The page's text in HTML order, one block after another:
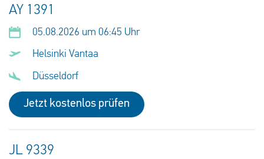
AY 1391
05.08.2026 um 06:45 Uhr
Helsinki Vantaa
Düsseldorf
Jetzt kostenlos prüfen
JL 9339